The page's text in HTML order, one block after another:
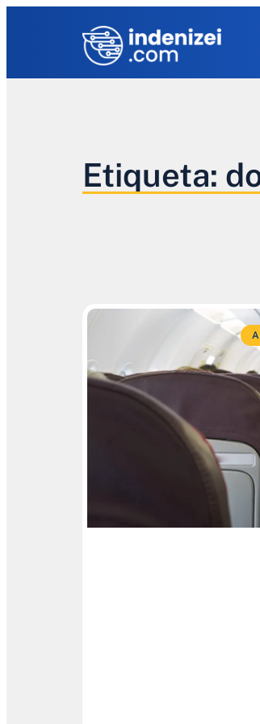
Etiqueta: